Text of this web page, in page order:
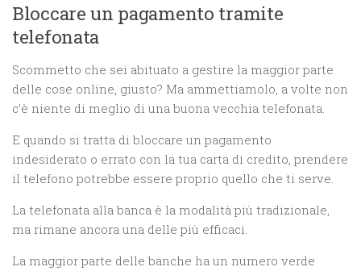
Bloccare un pagamento tramite
telefonata
Scommetto che sei abituato a gestire la maggior parte
delle cose online, giusto? Ma ammettiamolo, a volte non
c’è niente di meglio di una buona vecchia telefonata.
E quando si tratta di bloccare un pagamento
indesiderato o errato con la tua carta di credito, prendere
il telefono potrebbe essere proprio quello che ti serve.
La telefonata alla banca è la modalità più tradizionale,
ma rimane ancora una delle più efficaci.
La maggior parte delle banche ha un numero verde